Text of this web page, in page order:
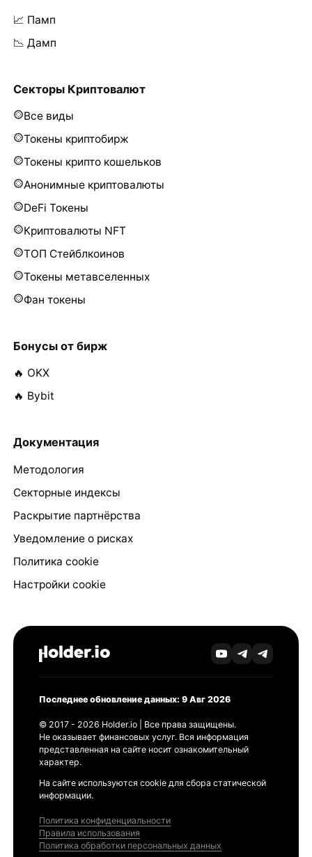
📈 Памп
📉 Дамп
Секторы Криптовалют
Все виды
Токены криптобирж
Токены крипто кошельков
Анонимные криптовалюты
DeFi Токены
Криптовалюты NFT
ТОП Стейблкоинов
Токены метавселенных
Фан токены
Бонусы от бирж
🔥 OKX
🔥 Bybit
Документация
Методология
Секторные индексы
Раскрытие партнёрства
Уведомление о рисках
Политика cookie
Настройки cookie
Последнее обновление данных: 9 Авг 2026
© 2017 - 2026 Holder.io | Все права защищены.
Не оказывает финансовых услуг. Вся информация
представленная на сайте носит ознакомительный
характер.
На сайте используются cookie для сбора статической
информации.
Политика конфиденциальности
Правила использования
Политика обработки персональных данных